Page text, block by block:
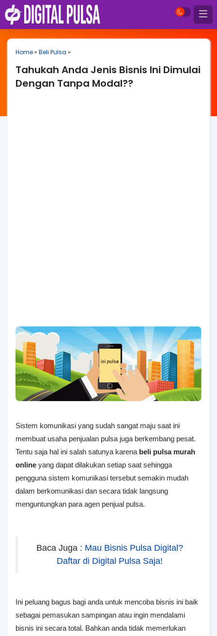
Home» Beli Pulsa »
Tahukah Anda Jenis Bisnis Ini Dimulai
Dengan Tanpa Modal??
Sistem komunikasi yang sudah sangat maju saat ini
membuat usaha penjualan pulsa juga berkembang pesat.
Tentu saja hal ini salah satunya karena beli pulsa murah
online yang dapat dilakukan setiap saat sehingga
pengguna sistem komunikasi tersebut semakin mudah
dalam berkomunikasi dan secara tidak langsung
menguntungkan para agen penjual pulsa.
Baca Juga : Mau Bisnis Pulsa Digital?
Daftar di Digital Pulsa Saja!
Ini peluang bagus bagi anda untuk mencoba bisnis ini baik
sebagai pemasukan sampingan atau ingin mendalami
bisnis ini secara total. Bahkan anda tidak memerlukan